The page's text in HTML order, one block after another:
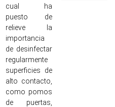
cual ha
puesto de
relieve la
importancia
de desinfectar
regularmente
superficies de
alto contacto,
como pomos
de puertas,